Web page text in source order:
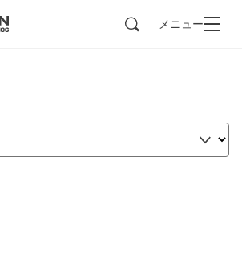
検索 メニュー